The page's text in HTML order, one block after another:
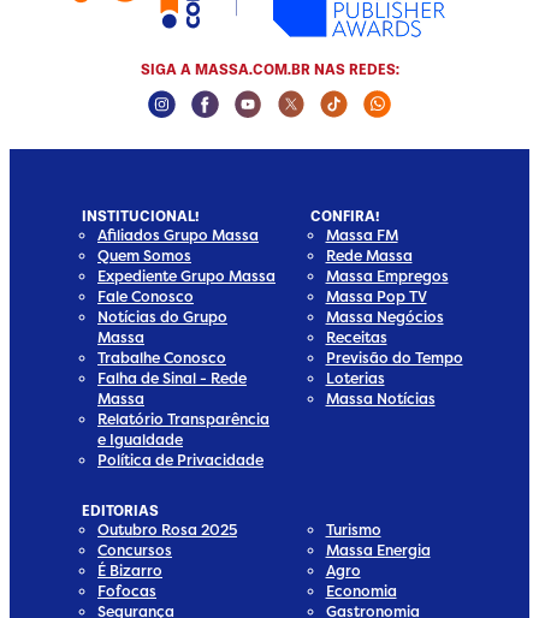
SIGA A MASSA.COM.BR NAS REDES:
Instagram Social Media
Facebook Social Media
Youtube Social Media
Twitter Social Media
Tiktok Social Media
Whatsapp
INSTITUCIONAL!
Afiliados Grupo Massa
Quem Somos
Expediente Grupo Massa
Fale Conosco
Notícias do Grupo
Massa
Trabalhe Conosco
Falha de Sinal - Rede
Massa
Relatório Transparência
e Igualdade
Política de Privacidade
CONFIRA!
Massa FM
Rede Massa
Massa Empregos
Massa Pop TV
Massa Negócios
Receitas
Previsão do Tempo
Loterias
Massa Notícias
EDITORIAS
Outubro Rosa 2025
Concursos
É Bizarro
Fofocas
Segurança
Turismo
Massa Energia
Agro
Economia
Gastronomia